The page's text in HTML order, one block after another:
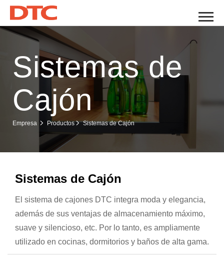
Sistemas de
Cajón
Empresa Productos Sistemas de Cajón
Sistemas de Cajón
El sistema de cajones DTC integra moda y elegancia,
además de sus ventajas de almacenamiento máximo,
suave y silencioso, etc. Por lo tanto, es ampliamente
utilizado en cocinas, dormitorios y baños de alta gama.